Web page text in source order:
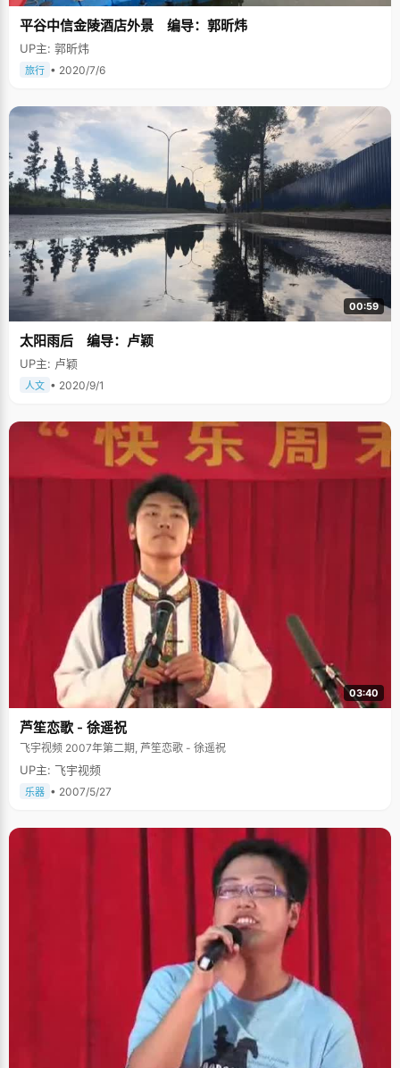
平谷中信金陵酒店外景 编导：郭昕炜
UP主: 郭昕炜
旅行 • 2020/7/6
00:59
太阳雨后 编导：卢颖
UP主: 卢颖
人文 • 2020/9/1
03:40
芦笙恋歌 - 徐遥祝
飞宇视频 2007年第二期, 芦笙恋歌 - 徐遥祝
UP主: 飞宇视频
乐器 • 2007/5/27